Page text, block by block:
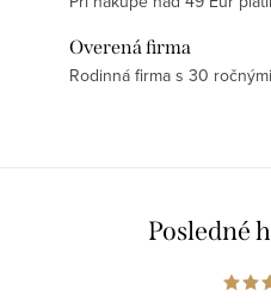
Overená firma
Rodinná firma s 30
Posledné